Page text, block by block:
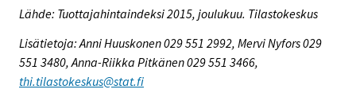
Lähde: Tuottajahintaindeksi 2015, joulukuu. Tilastokeskus
Lisätietoja: Anni Huuskonen 029 551 2992, Mervi Nyfors 029
551 3480, Anna-Riikka Pitkänen 029 551 3466,
thi.tilastokeskus@stat.fi